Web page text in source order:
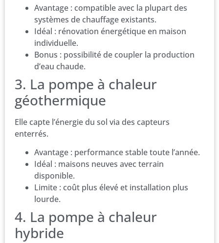
Avantage : compatible avec la plupart des
systèmes de chauffage existants.
Idéal : rénovation énergétique en maison
individuelle.
Bonus : possibilité de coupler la production
d’eau chaude.
3. La pompe à chaleur
géothermique
Elle capte l’énergie du sol via des capteurs
enterrés.
Avantage : performance stable toute l’année.
Idéal : maisons neuves avec terrain
disponible.
Limite : coût plus élevé et installation plus
lourde.
4. La pompe à chaleur
hybride